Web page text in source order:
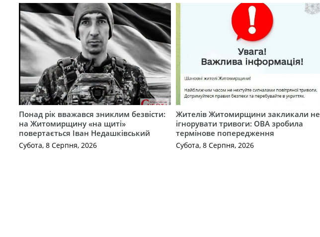
Понад рік вважався зниклим безвісти:
на Житомирщину «на щиті»
повертається Іван Недашківський
Субота, 8 Серпня, 2026
Жителів Житомирщини закликали не
ігнорувати тривоги: ОВА зробила
термінове попередження
Субота, 8 Серпня, 2026